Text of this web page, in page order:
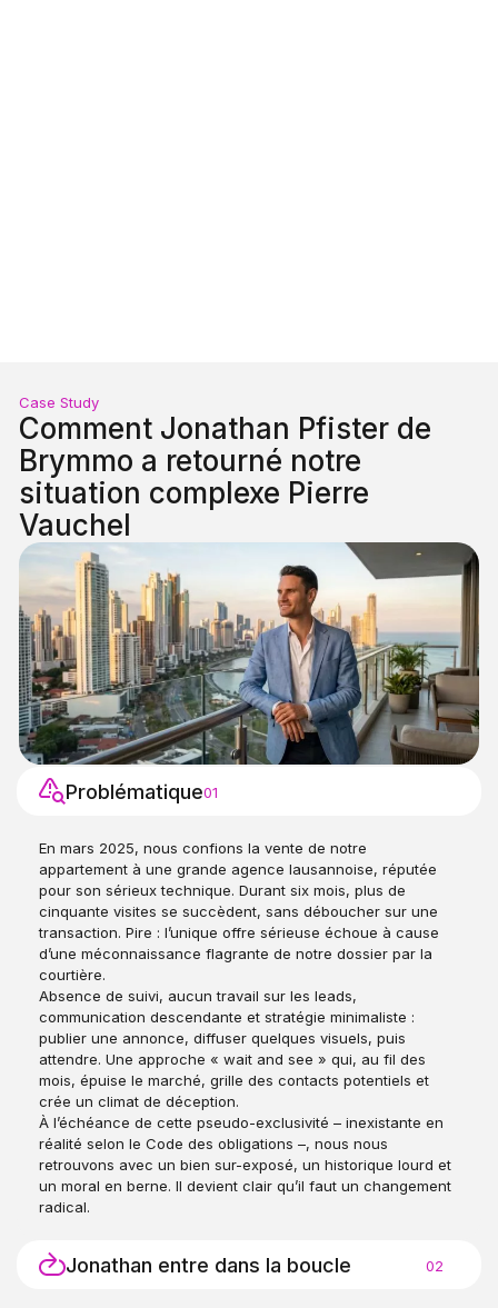
Case Study
Comment Jonathan Pfister de
Brymmo a retourné notre
situation complexe Pierre
Vauchel
Problématique01
En mars 2025, nous confions la vente de notre
appartement à une grande agence lausannoise, réputée
pour son sérieux technique. Durant six mois, plus de
cinquante visites se succèdent, sans déboucher sur une
transaction. Pire : l’unique offre sérieuse échoue à cause
d’une méconnaissance flagrante de notre dossier par la
courtière.
Absence de suivi, aucun travail sur les leads,
communication descendante et stratégie minimaliste :
publier une annonce, diffuser quelques visuels, puis
attendre. Une approche « wait and see » qui, au fil des
mois, épuise le marché, grille des contacts potentiels et
crée un climat de déception.
À l’échéance de cette pseudo-exclusivité – inexistante en
réalité selon le Code des obligations –, nous nous
retrouvons avec un bien sur-exposé, un historique lourd et
un moral en berne. Il devient clair qu’il faut un changement
radical.
Jonathan entre dans la boucle 02